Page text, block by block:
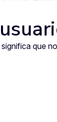
que